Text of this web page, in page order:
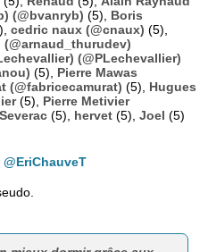
(@bvanryb) (5), Boris
cedric naux (@cnaux) (5),
(@arnaud_thurudev)
(@PLechevallier)
(5), Pierre Mawas
(@fabricecamurat) (5), Hugues
(5), Pierre Metivier
(5), hervet (5), Joel (5)
@EriChauveT